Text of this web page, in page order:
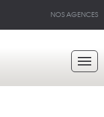
NOS AGENCES